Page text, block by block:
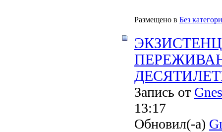
Размещено в Без
Запись от
13:17
Обновил(-а)